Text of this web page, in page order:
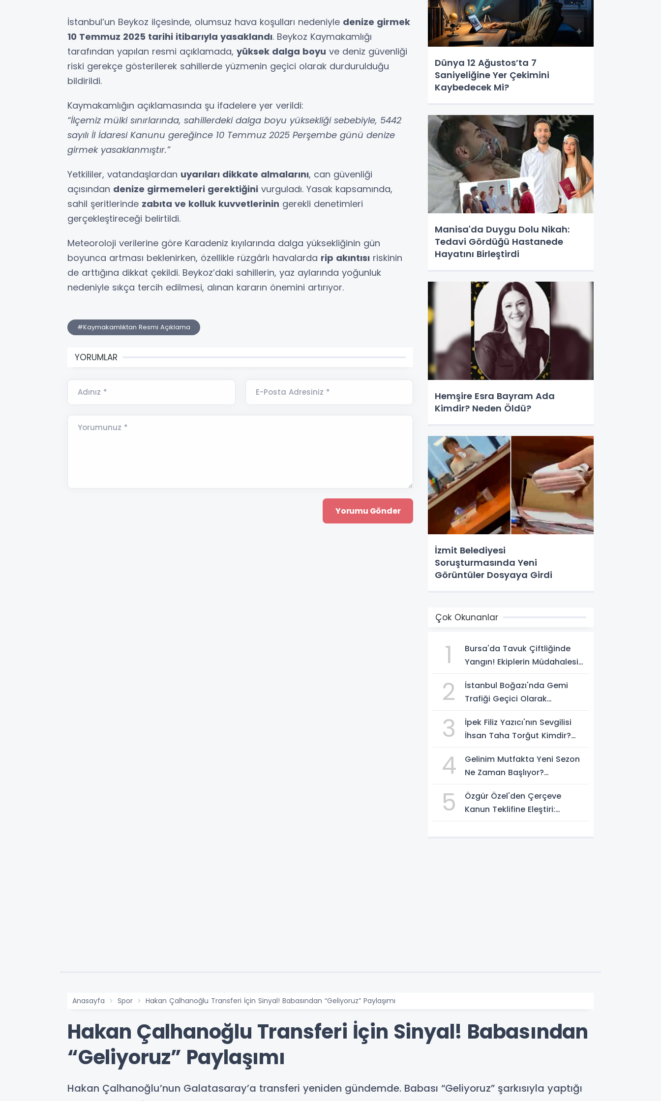
İstanbul’un Beykoz ilçesinde, olumsuz hava koşulları nedeniyle denize girmek
10 Temmuz 2025 tarihi itibarıyla yasaklandı. Beykoz Kaymakamlığı
tarafından yapılan resmi açıklamada, yüksek dalga boyu ve deniz güvenliği
riski gerekçe gösterilerek sahillerde yüzmenin geçici olarak durdurulduğu
bildirildi.
Kaymakamlığın açıklamasında şu ifadelere yer verildi:
“İlçemiz mülki sınırlarında, sahillerdeki dalga boyu yüksekliği sebebiyle, 5442
sayılı İl İdaresi Kanunu gereğince 10 Temmuz 2025 Perşembe günü denize
girmek yasaklanmıştır.”
Yetkililer, vatandaşlardan uyarıları dikkate almalarını, can güvenliği
açısından denize girmemeleri gerektiğini vurguladı. Yasak kapsamında,
sahil şeritlerinde zabıta ve kolluk kuvvetlerinin gerekli denetimleri
gerçekleştireceği belirtildi.
Meteoroloji verilerine göre Karadeniz kıyılarında dalga yüksekliğinin gün
boyunca artması beklenirken, özellikle rüzgârlı havalarda rip akıntısı riskinin
de arttığına dikkat çekildi. Beykoz’daki sahillerin, yaz aylarında yoğunluk
nedeniyle sıkça tercih edilmesi, alınan kararın önemini artırıyor.
#Kaymakamlıktan Resmi Açıklama
YORUMLAR
Adınız * E-Posta Adresiniz *
Yorumunuz *
Dünya 12 Ağustos’ta 7
Saniyeliğine Yer Çekimini
Kaybedecek Mi?
Manisa'da Duygu Dolu Nikah:
Tedavi Gördüğü Hastanede
Hayatını Birleştirdi
Hemşire Esra Bayram Ada
Kimdir? Neden Öldü?
İzmit Belediyesi
Soruşturmasında Yeni
Görüntüler Dosyaya Girdi
Çok Okunanlar
1
Bursa'da Tavuk Çiftliğinde
Yangın! Ekiplerin Müdahalesi
2
İstanbul Boğazı'nda Gemi
Trafiği Geçici Olarak
3
İpek Filiz Yazıcı'nın Sevgilisi
İhsan Taha Torğut Kimdir?
Ediliyor
4
Gelinim Mutfakta Yeni Sezon
Ne Zaman Başlıyor?
5
Özgür Özel'den Çerçeve
Kanun Teklifine Eleştiri:
Anasayfa Spor Hakan Çalhanoğlu Transferi İçin Sinyal! Babasından “Geliyoruz” Paylaşımı
Hakan Çalhanoğlu Transferi İçin Sinyal! Babasından
“Geliyoruz” Paylaşımı
Hakan Çalhanoğlu’nun Galatasaray’a transferi yeniden gündemde. Babası “Geliyoruz” şarkısıyla yaptığı